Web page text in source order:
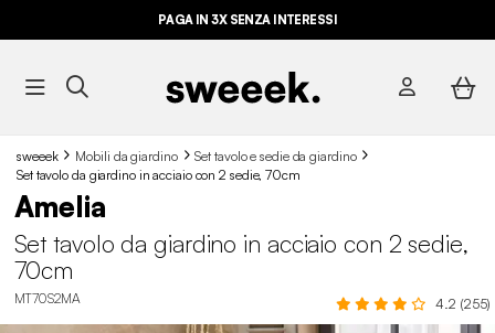
PAGA IN 3X SENZA INTERESSI
sweeek Mobili da giardino
Set tavolo e sedie da giardino
Set tavolo da giardino in acciaio con 2 sedie, 70cm
Amelia
Set tavolo da giardino in acciaio con 2 sedie,
70cm
MT70S2MA 4.2 (255)